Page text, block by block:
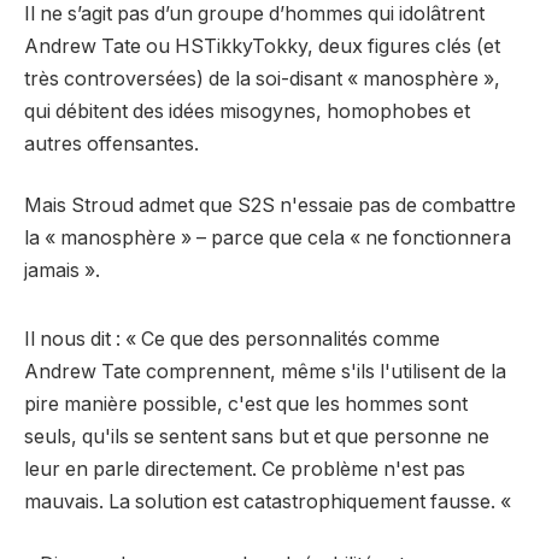
Il ne s’agit pas d’un groupe d’hommes qui idolâtrent
Andrew Tate ou HSTikkyTokky, deux figures clés (et
très controversées) de la soi-disant « manosphère »,
qui débitent des idées misogynes, homophobes et
autres offensantes.
Mais Stroud admet que S2S n'essaie pas de combattre
la « manosphère » – parce que cela « ne fonctionnera
jamais ».
Il nous dit : « Ce que des personnalités comme
Andrew Tate comprennent, même s'ils l'utilisent de la
pire manière possible, c'est que les hommes sont
seuls, qu'ils se sentent sans but et que personne ne
leur en parle directement. Ce problème n'est pas
mauvais. La solution est catastrophiquement fausse. «